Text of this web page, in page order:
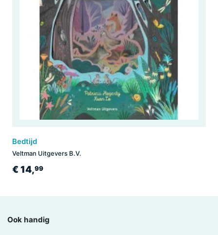
Bedtijd
Veltman Uitgevers B.V.
€ 14,99
Ook handig